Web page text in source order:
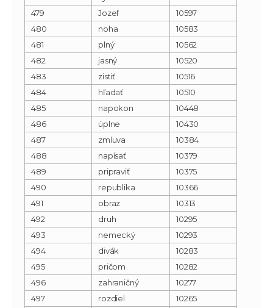
479
Jozef
10597
480
noha
10583
481
plný
10562
482
jasný
10520
483
zistiť
10516
484
hľadať
10510
485
napokon
10448
486
úplne
10430
487
zmluva
10384
488
napísať
10379
489
pripraviť
10375
490
republika
10366
491
obraz
10313
492
druh
10295
493
nemecký
10293
494
divák
10283
495
pričom
10282
496
zahraničný
10277
497
rozdiel
10265